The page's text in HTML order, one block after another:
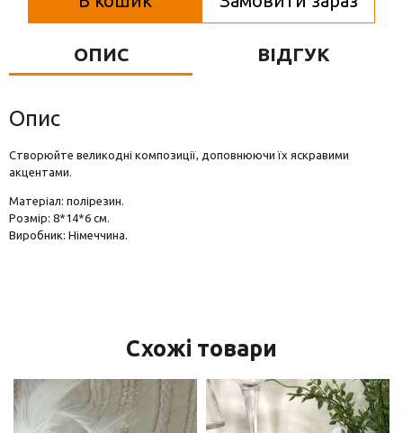
Вази для квітів
Фігурки та статуетки
ОПИС ВІДГУК
Опис
Створюйте великодні композиції, доповнюючи їх яскравими
акцентами.
Матеріал: полірезин.
Розмір: 8*14*6 см.
Виробник: Німеччина.
Схожі товари